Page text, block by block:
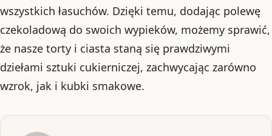
wszystkich łasuchów. Dzięki temu, dodając polewę
czekoladową do swoich wypieków, możemy sprawić,
że nasze torty i ciasta staną się prawdziwymi
dziełami sztuki cukierniczej, zachwycając zarówno
wzrok, jak i kubki smakowe.